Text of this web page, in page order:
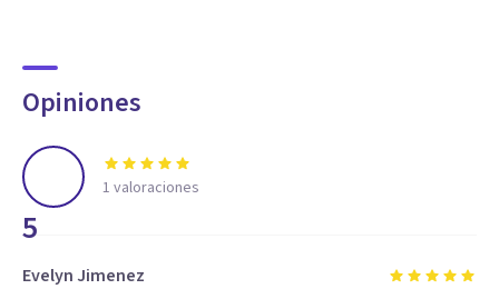
Opiniones
5
1 valoraciones
Evelyn Jimenez